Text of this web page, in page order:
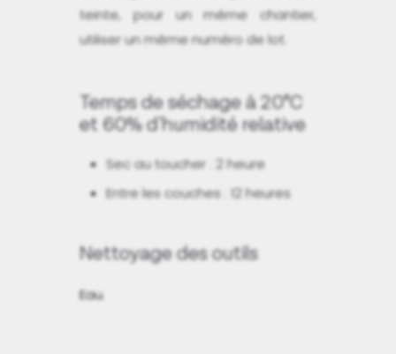
teinte, pour un même chantier,
utiliser un même numéro de lot.
Temps de séchage à 20°C
et 60% d'humidité relative
Sec au toucher : 2 heure
Entre les couches : 12 heures
Nettoyage des outils
Eau.